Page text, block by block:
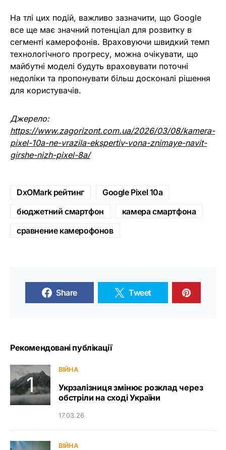
На тлі цих подій, важливо зазначити, що Google
все ще має значний потенціал для розвитку в
сегменті камерофонів. Враховуючи швидкий темп
технологічного прогресу, можна очікувати, що
майбутні моделі будуть враховувати поточні
недоліки та пропонувати більш досконалі рішення
для користувачів.
Джерело:
https://www.zagorizont.com.ua/2026/03/08/kamera-
pixel-10a-ne-vrazila-ekspertiv-vona-znimaye-navit-
girshe-nizh-pixel-8a/
DxOMark рейтинг
Google Pixel 10a
бюджетний смартфон
камера смартфона
сравнение камерофонов
Share Tweet
Рекомендовані публікації
ВІЙНА
Укрзалізниця змінює розклад через
обстріли на сході України
17.03.26
ВІЙНА